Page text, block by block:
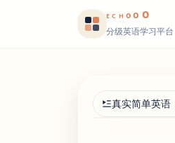
ECHoo o
分级英语学习平台
真实简单英语